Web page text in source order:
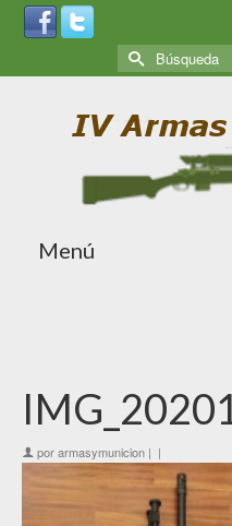
Menú
porarmasymunicion | |